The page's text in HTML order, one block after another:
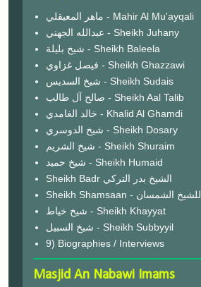
ماهر المعيقلي - Mahir Al Mu'ayqali
عبدالله الجهني - Sheikh Juhany
شيخ بليلة - Sheikh Baleela
فيصل غزاوي - Sheikh Ghazzawi
شيخ السديس - Sheikh Sudais
صالح آل طالب - Sheikh Aal Talib
خالد الغامدي - Khalid Al Ghamdi
شيخ الدوسري - Sheikh Dosary
شيخ الشريم - Sheikh Shuraim
شيخ حميد - Sheikh Humaid
Sheikh Badr الشيخ بدر التركي
Sheikh Shamsaan - للشيخ الشمسان
شيخ خياط - Sheikh Khayyat
شيخ السبيل - Sheikh Subbyyil
9) Biographies / Interviews
Masjid An Nabawi Imams